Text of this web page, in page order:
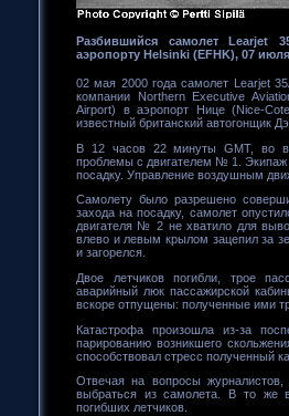
Разбившийся самолет Learjet
аэропорту Helsinki (EFHK), 07
02 мая 2000 года самолет Learjet
компании Northern Executive
Airport) в аэропорт Нице (Nice-
известный британский автогонщик
В 12 часов 22 минуты GMT, во
проблемы с двигателем № 1. Экипаж
посадку. Управление воздушным
Самолету было разрешено
захода на посадку, самолет
двигателя № 2 не хватило для
влево и левым крылом зацепил за
и загорелся.
Двое летчиков погибли, трое
аварийный люк пассажирской
вскоре отпущены: полученные ими
Катастрофа произошла из-за
парированию возникшего
способствовал стресс полученный
Отвечая на вопросы
выбраться из самолета. В то же
погибших летчиков.